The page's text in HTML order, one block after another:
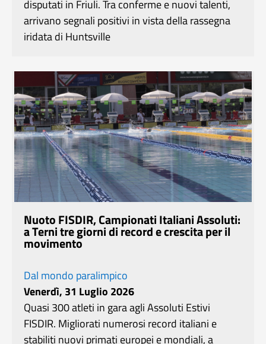
disputati in Friuli. Tra conferme e nuovi talenti,
arrivano segnali positivi in vista della rassegna
iridata di Huntsville
Nuoto FISDIR, Campionati Italiani Assoluti:
a Terni tre giorni di record e crescita per il
movimento
Dal mondo paralimpico
Venerdì, 31 Luglio 2026
Quasi 300 atleti in gara agli Assoluti Estivi
FISDIR. Migliorati numerosi record italiani e
stabiliti nuovi primati europei e mondiali, a